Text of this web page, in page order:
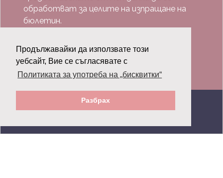
Продължавайки да използвате този
уебсайт, Вие се съгласявате с
Политиката за употреба на „бисквитки“
Разбрах
обработват за целите на изпращане на
бюлетин.
Последвай ни:
© 2026 Grazia.bg - Всички права запазени